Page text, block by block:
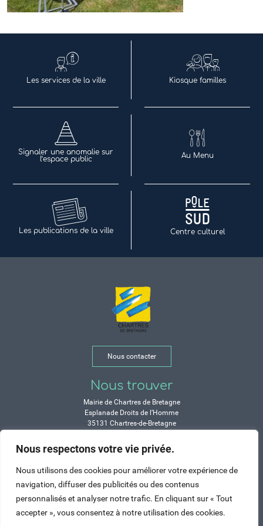
Nous respectons votre vie privée.
Nous utilisons des cookies pour améliorer votre expérience de
navigation, diffuser des publicités ou des contenus
personnalisés et analyser notre trafic. En cliquant sur « Tout
accepter », vous consentez à notre utilisation des cookies.
Les services de la ville Kiosque familles
Signaler une anomalie sur
l’espace public
Au Menu
Les publications de la ville Centre culturel
Nous contacter
Nous trouver
Mairie de Chartres de Bretagne
Esplanade Droits de l’Homme
35131 Chartres-de-Bretagne
Horaires
Durant les congés d’été :
de 9h à 12h et de 14h à 17h
Jeudi : de 9h à 12h et de 15h à 17h